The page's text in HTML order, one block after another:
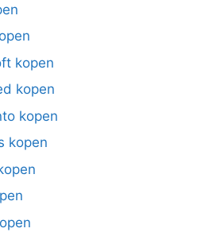
kopen
kopen
kopen
kopen